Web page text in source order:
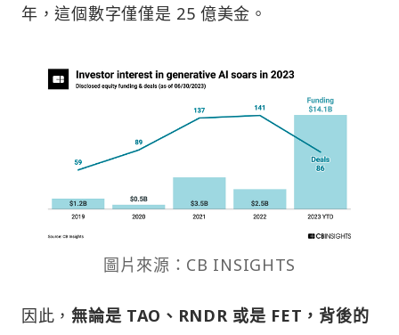
年，這個數字僅僅是 25 億美金。
圖片來源：CB INSIGHTS
因此，無論是 TAO、RNDR 或是 FET，背後的